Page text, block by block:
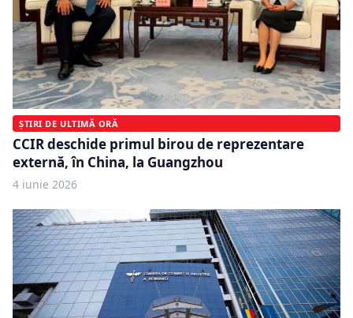
ȘTIRI DE ULTIMĂ ORĂ
CCIR deschide primul birou de reprezentare
externă, în China, la Guangzhou
4 iunie 2026